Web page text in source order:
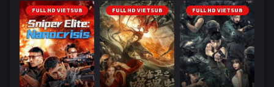
FULL HD VIETSUB FULL HD VIETSUB FULL HD VIETSUB